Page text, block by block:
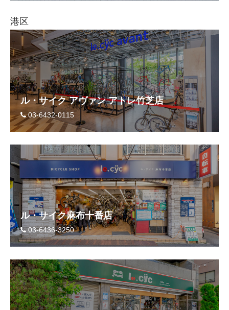
港区
ル・サイク アヴァン アトレ竹芝店
03-6432-0115
ル・サイク麻布十番店
03-6436-3250